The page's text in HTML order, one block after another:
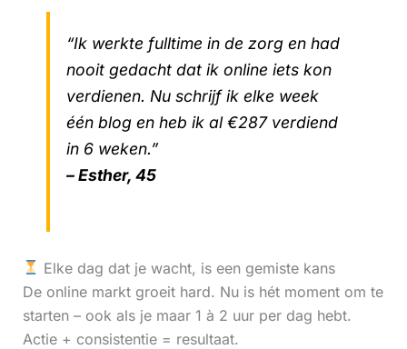
“Ik werkte fulltime in de zorg en had
nooit gedacht dat ik online iets kon
verdienen. Nu schrijf ik elke week
één blog en heb ik al €287 verdiend
in 6 weken.”
– Esther, 45
Elke dag dat je wacht, is een gemiste kans
De online markt groeit hard. Nu is hét moment om te
starten – ook als je maar 1 à 2 uur per dag hebt.
Actie + consistentie = resultaat.